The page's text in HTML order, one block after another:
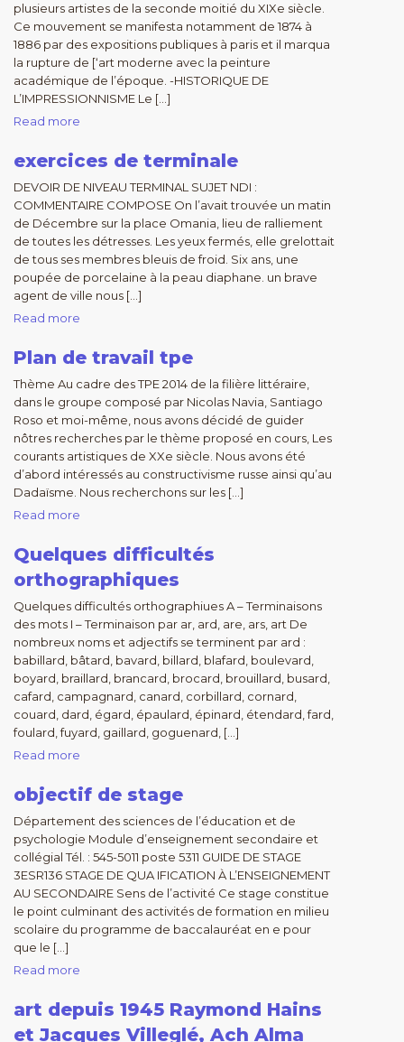
plusieurs artistes de la seconde moitié du XIXe siècle.
Ce mouvement se manifesta notamment de 1874 à
1886 par des expositions publiques à paris et il marqua
la rupture de [‘art moderne avec la peinture
académique de l’époque. -HISTORIQUE DE
L’IMPRESSIONNISME Le […]
Read more
exercices de terminale
DEVOIR DE NIVEAU TERMINAL SUJET NDI :
COMMENTAIRE COMPOSE On l’avait trouvée un matin
de Décembre sur la place Omania, lieu de ralliement
de toutes les détresses. Les yeux fermés, elle grelottait
de tous ses membres bleuis de froid. Six ans, une
poupée de porcelaine à la peau diaphane. un brave
agent de ville nous […]
Read more
Plan de travail tpe
Thème Au cadre des TPE 2014 de la filière littéraire,
dans le groupe composé par Nicolas Navia, Santiago
Roso et moi-même, nous avons décidé de guider
nôtres recherches par le thème proposé en cours, Les
courants artistiques de XXe siècle. Nous avons été
d’abord intéressés au constructivisme russe ainsi qu’au
Dadaïsme. Nous recherchons sur les […]
Read more
Quelques difficultés
orthographiques
Quelques difficultés orthographiues A – Terminaisons
des mots I – Terminaison par ar, ard, are, ars, art De
nombreux noms et adjectifs se terminent par ard :
babillard, bâtard, bavard, billard, blafard, boulevard,
boyard, braillard, brancard, brocard, brouillard, busard,
cafard, campagnard, canard, corbillard, cornard,
couard, dard, égard, épaulard, épinard, étendard, fard,
foulard, fuyard, gaillard, goguenard, […]
Read more
objectif de stage
Département des sciences de l’éducation et de
psychologie Module d’enseignement secondaire et
collégial Tél. : 545-5011 poste 5311 GUIDE DE STAGE
3ESR136 STAGE DE QUA IFICATION À L’ENSEIGNEMENT
AU SECONDAIRE Sens de l’activité Ce stage constitue
le point culminant des activités de formation en milieu
scolaire du programme de baccalauréat en e pour
que le […]
Read more
art depuis 1945 Raymond Hains
et Jacques Villeglé, Ach Alma